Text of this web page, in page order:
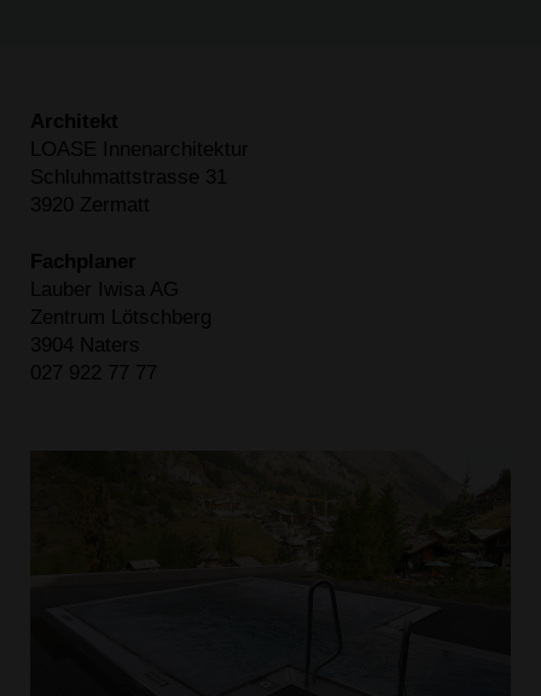
Architekt
LOASE Innenarchitektur
Schluhmattstrasse 31
3920 Zermatt
Fachplaner
Lauber Iwisa AG
Zentrum Lötschberg
3904 Naters
027 922 77 77